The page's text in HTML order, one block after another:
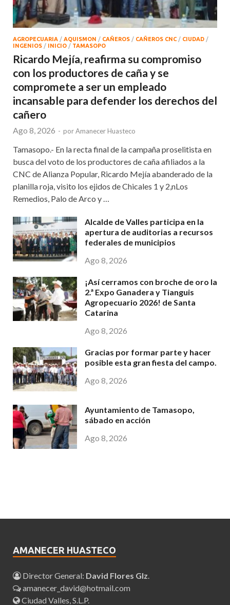
AGROPECUARIA / AQUISMON / CAÑEROS / CAÑEROS CNC / CIUDAD /
INGENIOS / INICIO / TAMASOPO
Ricardo Mejía, reafirma su compromiso
con los productores de caña y se
compromete a ser un empleado
incansable para defender los derechos del
cañero
Ago 8, 2026 - porAmanecer Huasteco
Tamasopo.- En la recta final de la campaña proselitista en
busca del voto de los productores de caña afiliados a la
CNC de Alianza Popular, Ricardo Mejía abanderado de la
planilla roja, visito los ejidos de Chicales 1 y 2,nLos
Remedios, Palo de Arco y …
Alcalde de Valles participa en la
apertura de auditorias a recursos
federales de municipios
Ago 8, 2026
¡Así cerramos con broche de oro la
2.ª Expo Ganadera y Tianguis
Agropecuario 2026! de Santa
Catarina
Ago 8, 2026
Gracias por formar parte y hacer
posible esta gran fiesta del campo.
Ago 8, 2026
Ayuntamiento de Tamasopo,
sábado en acción
Ago 8, 2026
AMANECER HUASTECO
Director General: David Flores Glz.
amanecer_david@hotmail.com
Ciudad Valles, S.L.P.